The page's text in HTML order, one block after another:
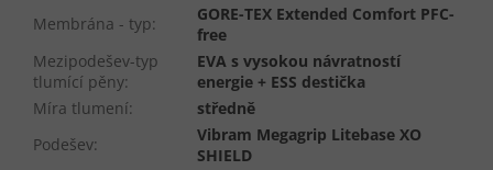
Membrána - typ:
GORE-TEX Extended Comfort PFC-
free
Mezipodešev-typ
tlumící pěny:
EVA s vysokou návratností
energie + ESS destička
Míra tlumení:
středně
Podešev:
Vibram Megagrip Litebase XO
SHIELD